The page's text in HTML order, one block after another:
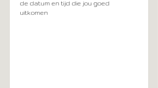
de datum en tijd die jou goed
uitkomen